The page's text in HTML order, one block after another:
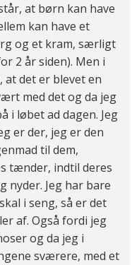
at børn kan have
kan have et
og et kram, særligt
2 år siden). Men i
at det er blevet en
med det og da jeg
i løbet ad dagen. Jeg
er der, jeg er den
til dem,
tænder, indtil deres
nyder. Jeg har bare
i seng, så er det
af. Også fordi jeg
og da jeg i
sværere, med et